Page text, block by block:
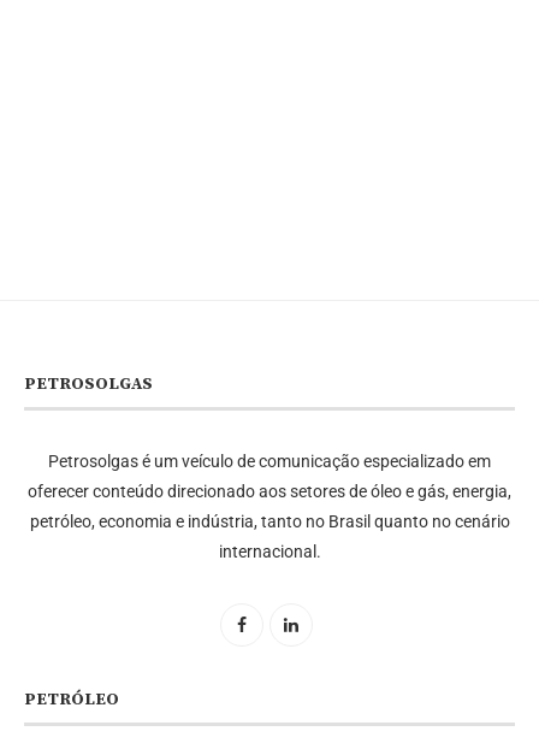
PETROSOLGAS
Petrosolgas é um veículo de comunicação especializado em
oferecer conteúdo direcionado aos setores de óleo e gás, energia,
petróleo, economia e indústria, tanto no Brasil quanto no cenário
internacional.
PETRÓLEO